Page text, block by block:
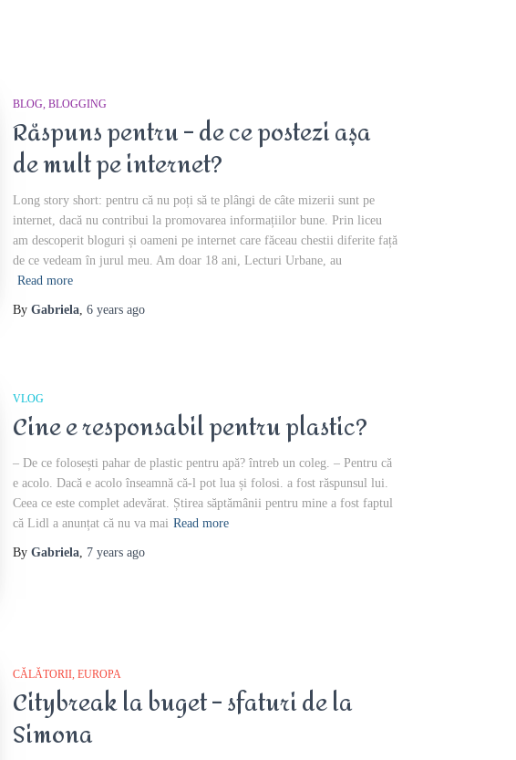
BLOG BLOGGING
Răspuns pentru – de ce postezi așa
de mult pe internet?
Long story short: pentru că nu poți să te plângi de câte mizerii sunt pe
internet, dacă nu contribui la promovarea informațiilor bune. Prin liceu
am descoperit bloguri și oameni pe internet care făceau chestii diferite față
de ce vedeam în jurul meu. Am doar 18 ani, Lecturi Urbane, au
Read more
By Gabriela, 6 years ago
VLOG
Cine e responsabil pentru plastic?
– De ce folosești pahar de plastic pentru apă? întreb un coleg. – Pentru că
e acolo. Dacă e acolo înseamnă că-l pot lua și folosi. a fost răspunsul lui.
Ceea ce este complet adevărat. Știrea săptămânii pentru mine a fost faptul
că Lidl a anunțat că nu va mai Read more
By Gabriela, 7 years ago
CĂLĂTORII EUROPA
Citybreak la buget – sfaturi de la
Simona